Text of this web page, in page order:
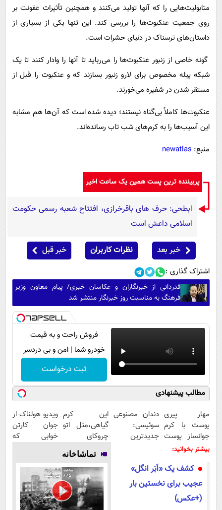
متابولیت‌هایی را که آنها تولید می‌کنند و همچنین تأثیرات عفونت بر
روی جمعیت عنکبوت‌ها را بررسی کند. این تنها یکی از بسیاری از
داستان‌های ترسناک در دنیای حشرات است.
گونه خاصی از زنبور عنکبوت‌ها را می‌رباید تا آنها را وادار کنند تا یک
شبکه پیله مخصوص برای لارو زنبور بسازند که و عنکبوت را قبل از
مستقر شدن در شفیره می‌خورند.
عنکبوت‌ها کاملاً بی‌گناه نیستند؛ دیده شده است که آن‌ها هم مشابه
این آسیب‌ها را به کرم‌های شب تاب رسانده‌اند.
منبع: newatlas
پربیننده ترین پست همین یک ساعت اخیر
ابطحی: حرف های باقرخرازی، افتتاح شعبه رسمی حکومت
اسلامی داعش است
خبر بعد نظرات کاربران خبر قبل
اشتراک گذاری :
قدردانی از خبرنگاران و عکاسان خبری/ پیام معاون وزیر
فرهنگ به مناسبت روز خبرنگار منتشر شد
فروش راحت و به قیمت
خودرو شما | امن و بی دردسر
ثبت درخواست
مطالب پیشنهادی
مهار پیری
پوست با کرم
جوانساز پوست
آلمانی(تخفیف
دندان مصنوعی
سوئیسی:
جدیدترین
پرداخت قسطی
این کرم
گیاهی،مثل اتو
چروکای
پوستتوصاف
میکنه!50%تخفیف
ویدیو هولناک از
جوان کارتن
خوابی که
بیشتر بخوانید:
کشف یک «اَبَر انگل»
عجیب برای نخستین بار
(+عکس)
تماشاخانه